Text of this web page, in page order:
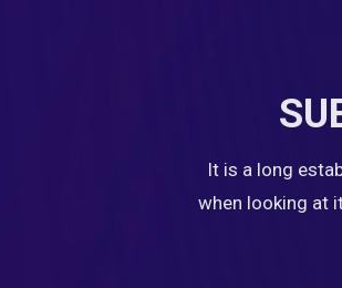
It is a long
when looking at